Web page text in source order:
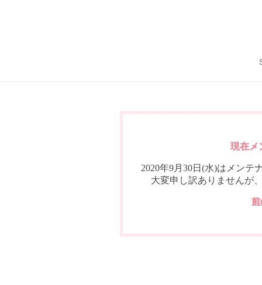
現在メ
2020年9月30日(水)はメンテ
大変申し訳ありませんが
前